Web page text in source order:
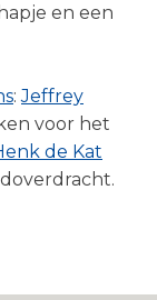
en een
:Jeffrey
voor het
de Kat